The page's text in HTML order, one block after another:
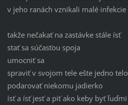
v jeho ranách vznikali malé infekcie
takže nečakať na zastávke stále ísť
stať sa súčasťou spoja
umocniť sa
spraviť v svojom tele ešte jedno telo
podarovať niekomu jadierko
ísť a ísť jesť a piť ako keby byť